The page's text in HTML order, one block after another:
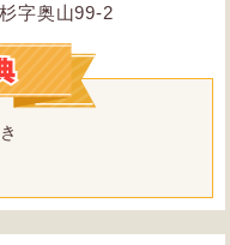
字奥山99-2